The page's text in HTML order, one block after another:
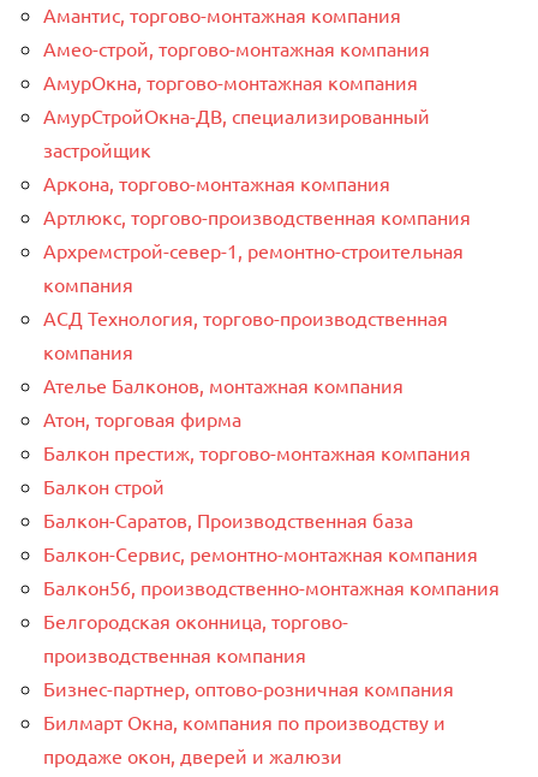
Амантис, торгово-монтажная компания
Амео-строй, торгово-монтажная компания
АмурОкна, торгово-монтажная компания
АмурСтройОкна-ДВ, специализированный
застройщик
Аркона, торгово-монтажная компания
Артлюкс, торгово-производственная компания
Архремстрой-север-1, ремонтно-строительная
компания
АСД Технология, торгово-производственная
компания
Ателье Балконов, монтажная компания
Атон, торговая фирма
Балкон престиж, торгово-монтажная компания
Балкон строй
Балкон-Саратов, Производственная база
Балкон-Сервис, ремонтно-монтажная компания
Балкон56, производственно-монтажная компания
Белгородская оконница, торгово-
производственная компания
Бизнес-партнер, оптово-розничная компания
Билмарт Окна, компания по производству и
продаже окон, дверей и жалюзи